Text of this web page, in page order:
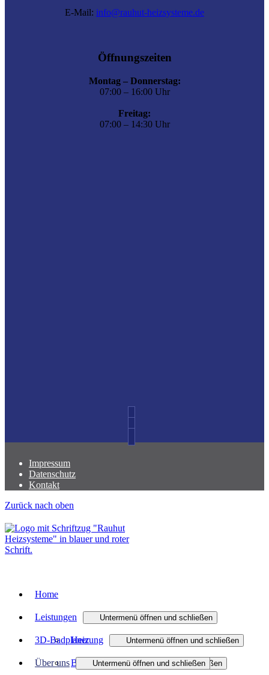
E-Mail: info@rauhut-heizsysteme.de
Öffnungszeiten
Montag – Donnerstag:
07:00 – 16:00 Uhr
Freitag:
07:00 – 14:30 Uhr
Impressum
Datenschutz
Kontakt
Zurück nach oben
Home
Leistungen Untermenü öffnen und schließen
Heizung Untermenü öffnen und schließen
Heizungsmodernisierung
Bad Untermenü öffnen und schließen
3D-Badplaner
Über uns Untermenü öffnen und schließen